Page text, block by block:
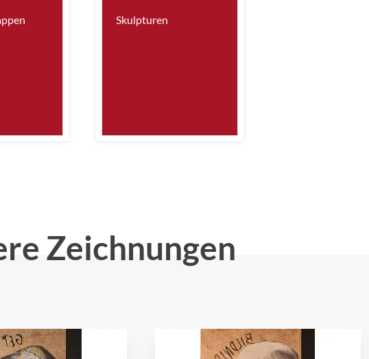
Skulpturen
Zeichnungen